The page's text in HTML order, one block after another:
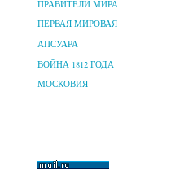
ПРАВИТЕЛИ МИРА
ПЕРВАЯ МИРОВАЯ
АПСУАРА
ВОЙНА 1812 ГОДА
МОСКОВИЯ